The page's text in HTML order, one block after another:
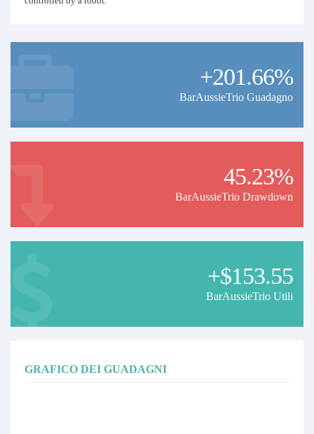
+201.66%
BarAussieTrio Guadagno
45.23%
BarAussieTrio Drawdown
+$153.55
BarAussieTrio Utili
GRAFICO DEI GUADAGNI